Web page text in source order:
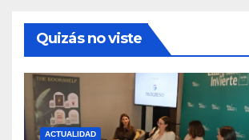
Quizás no viste
ACTUALIDAD